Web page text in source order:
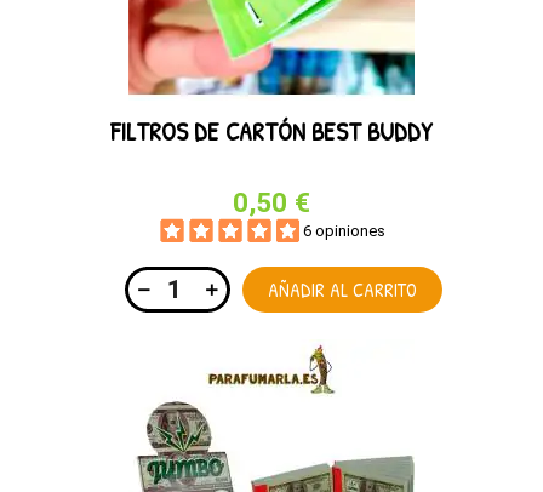
FILTROS DE CARTÓN BEST BUDDY
0,50 €
6 opiniones
AÑADIR AL CARRITO